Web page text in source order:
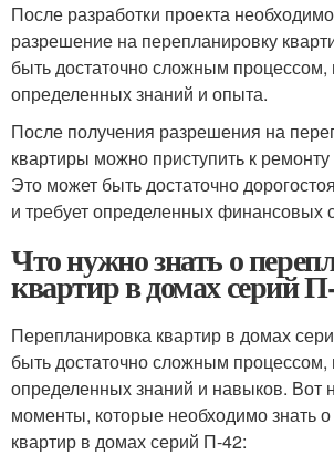
После разработки проекта
разрешение на перепланировку
быть достаточно сложным процессом,
определенных знаний и опыта.
После получения разрешения на
квартиры можно приступить к ремонту
Это может быть достаточно
и требует определенных финансовых
Что нужно знать о
квартир в домах серий
Перепланировка квартир в домах
быть достаточно сложным процессом,
определенных знаний и навыков. Вот
моменты, которые необходимо знать
квартир в домах серий П-42: